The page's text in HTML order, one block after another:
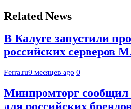
Related News
В Калуге запустили
российских серверов
Ferra.ru9 месяцев ago 0
Минпромторг сообщил
для российских